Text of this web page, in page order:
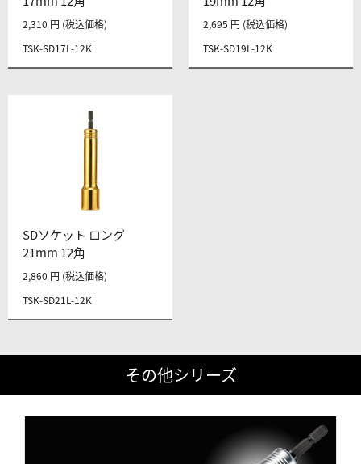
TSK-SD17L-12K
2,310 円 (税込価格)
TSK-SD19L-12K
2,695 円 (税込価格)
SDソケット ロング
21mm 12角
TSK-SD21L-12K
2,860 円 (税込価格)
その他シリーズ